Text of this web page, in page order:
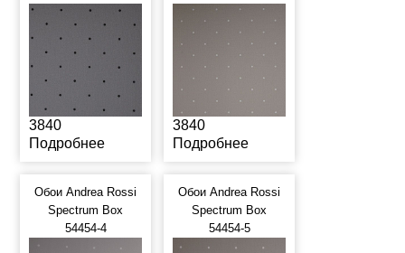
3840
Подробнее
3840
Подробнее
Обои Andrea Rossi
Spectrum Box
54454-4
Обои Andrea Rossi
Spectrum Box
54454-5